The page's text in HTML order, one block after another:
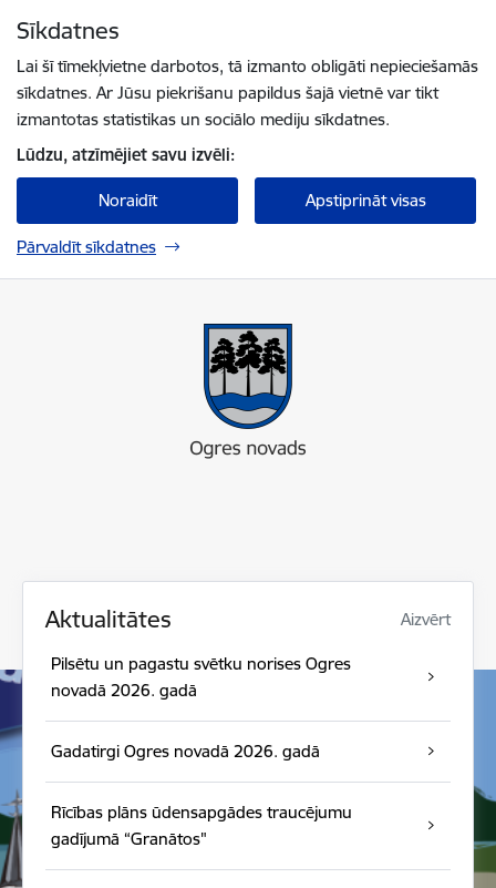
Sīkdatnes
Lai šī tīmekļvietne darbotos, tā izmanto obligāti nepieciešamās
sīkdatnes. Ar Jūsu piekrišanu papildus šajā vietnē var tikt
izmantotas statistikas un sociālo mediju sīkdatnes.
Lūdzu, atzīmējiet savu izvēli:
Noraidīt Apstiprināt visas
Pārvaldīt sīkdatnes
Aktualitātes Aizvērt
Pilsētu un pagastu svētku norises Ogres
novadā 2026. gadā
Gadatirgi Ogres novadā 2026. gadā
Rīcības plāns ūdensapgādes traucējumu
gadījumā “Granātos"